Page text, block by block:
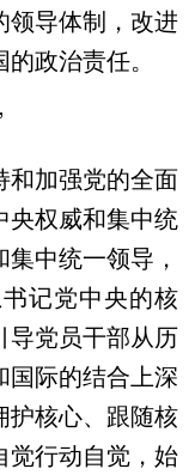
领导体制，改进
政治责任。
加强党的全面
央权威和集中统
中统一领导，
记党中央的核
导党员干部从历
国际的结合上深
护核心、跟随核
觉行动自觉，始